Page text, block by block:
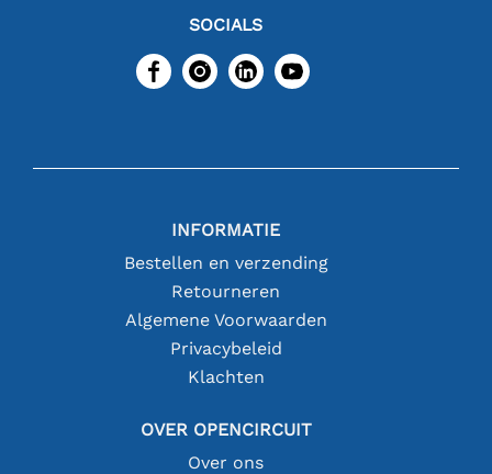
SOCIALS
INFORMATIE
Bestellen en verzending
Retourneren
Algemene Voorwaarden
Privacybeleid
Klachten
OVER OPENCIRCUIT
Over ons